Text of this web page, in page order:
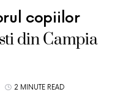
copiilor
din Campia
2 MINUTE READ